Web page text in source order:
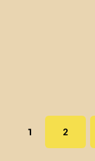
Page:
1 PAGE:
2